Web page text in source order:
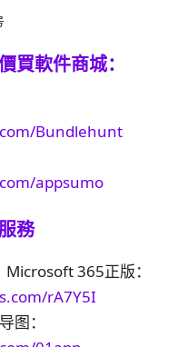
買軟件商城：
Bundlehunt
appsumo
務
365正版：
rA7Y5I
图：